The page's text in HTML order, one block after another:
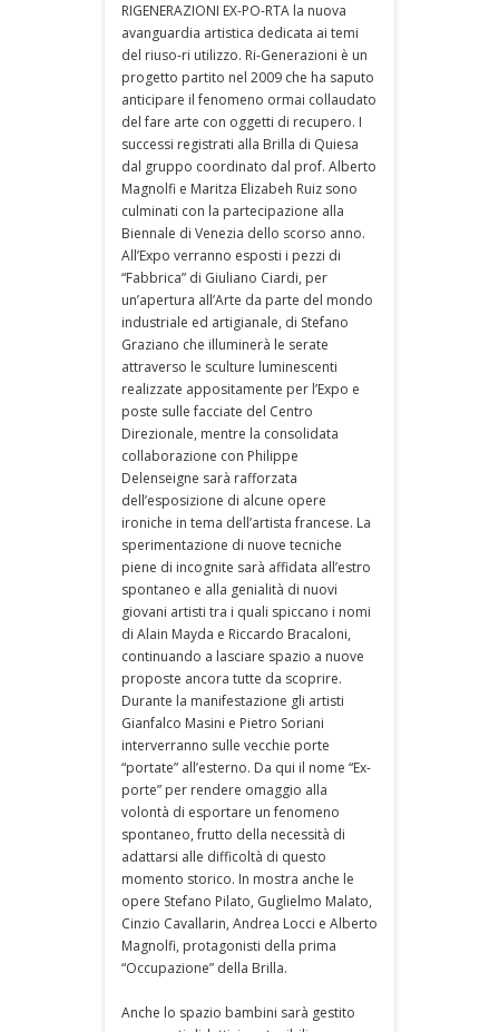
RIGENERAZIONI EX-PO-RTA la nuova
avanguardia artistica dedicata ai temi
del riuso-ri utilizzo. Ri-Generazioni è un
progetto partito nel 2009 che ha saputo
anticipare il fenomeno ormai collaudato
del fare arte con oggetti di recupero. I
successi registrati alla Brilla di Quiesa
dal gruppo coordinato dal prof. Alberto
Magnolfi e Maritza Elizabeh Ruiz sono
culminati con la partecipazione alla
Biennale di Venezia dello scorso anno.
All’Expo verranno esposti i pezzi di
“Fabbrica” di Giuliano Ciardi, per
un’apertura all’Arte da parte del mondo
industriale ed artigianale, di Stefano
Graziano che illuminerà le serate
attraverso le sculture luminescenti
realizzate appositamente per l’Expo e
poste sulle facciate del Centro
Direzionale, mentre la consolidata
collaborazione con Philippe
Delenseigne sarà rafforzata
dell’esposizione di alcune opere
ironiche in tema dell’artista francese. La
sperimentazione di nuove tecniche
piene di incognite sarà affidata all’estro
spontaneo e alla genialità di nuovi
giovani artisti tra i quali spiccano i nomi
di Alain Mayda e Riccardo Bracaloni,
continuando a lasciare spazio a nuove
proposte ancora tutte da scoprire.
Durante la manifestazione gli artisti
Gianfalco Masini e Pietro Soriani
interverranno sulle vecchie porte
“portate” all’esterno. Da qui il nome “Ex-
porte” per rendere omaggio alla
volontà di esportare un fenomeno
spontaneo, frutto della necessità di
adattarsi alle difficoltà di questo
momento storico. In mostra anche le
opere Stefano Pilato, Guglielmo Malato,
Cinzio Cavallarin, Andrea Locci e Alberto
Magnolfi, protagonisti della prima
“Occupazione” della Brilla.
Anche lo spazio bambini sarà gestito